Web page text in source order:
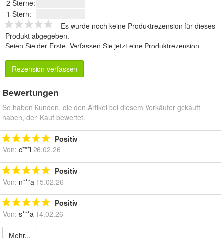
2 Sterne:
1 Stern:
Es wurde noch keine Produktrezension für dieses
Produkt abgegeben.
Seien Sie der Erste. Verfassen Sie jetzt eine Produktrezension.
Rezension verfassen
Bewertungen
So haben Kunden, die den Artikel bei diesem Verkäufer gekauft
haben, den Kauf bewertet.
Positiv
Von: c***i 26.02.26
Positiv
Von: n***a 15.02.26
Positiv
Von: s***a 14.02.26
Mehr...